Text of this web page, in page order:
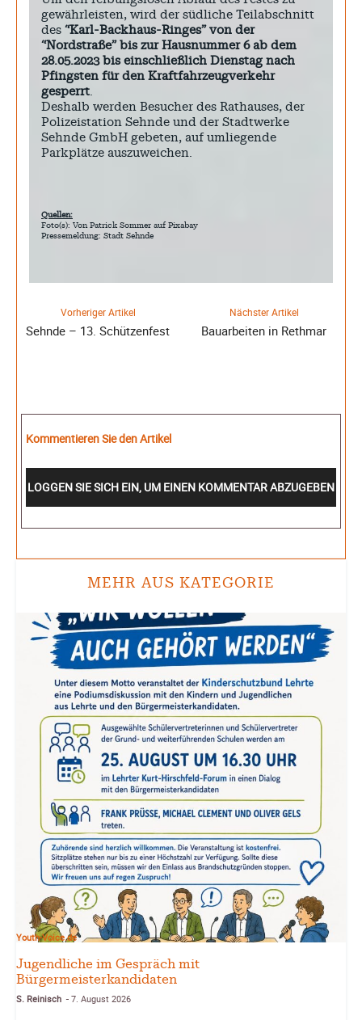
MEHR AUS KATEGORIE
Youth-Voice.de
Jugendliche im Gespräch mit
Bürgermeisterkandidaten
S. Reinisch - 7. August 2026
gewährleisten, wird der südliche Teilabschnitt
des “Karl-Backhaus-Ringes” von der
“Nordstraße” bis zur Hausnummer 6 ab dem
28.05.2023 bis einschließlich Dienstag nach
Pfingsten für den Kraftfahrzeugverkehr
gesperrt.
Deshalb werden Besucher des Rathauses, der
Polizeistation Sehnde und der Stadtwerke
Sehnde GmbH gebeten, auf umliegende
Parkplätze auszuweichen.
Quellen:
Foto(s): Von Patrick Sommer auf Pixabay
Pressemeldung: Stadt Sehnde
Vorheriger Artikel
Sehnde – 13. Schützenfest
Nächster Artikel
Bauarbeiten in Rethmar
Kommentieren Sie den Artikel
LOGGEN SIE SICH EIN, UM EINEN KOMMENTAR ABZUGEBEN